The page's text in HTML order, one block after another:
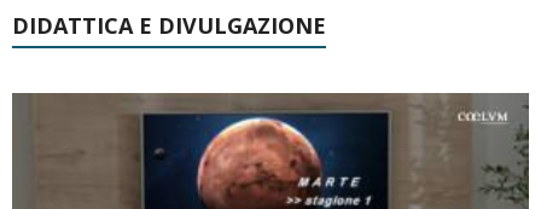
DIDATTICA E DIVULGAZIONE